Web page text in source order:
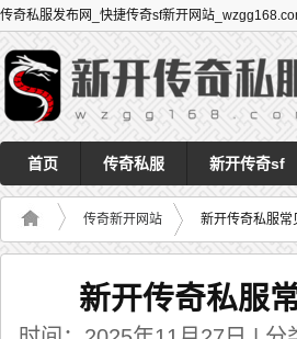
传奇私服发布网_快捷传奇sf新开网站
首页 传奇私服 新开传奇sf
传奇新开网站 新开传奇私服常
新开传奇私服